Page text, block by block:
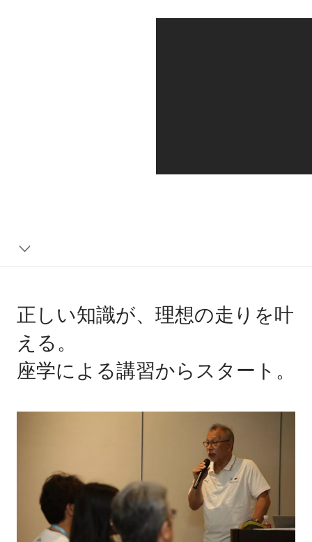
正しい知識が、理想の走りを叶
える。
座学による講習からスタート。